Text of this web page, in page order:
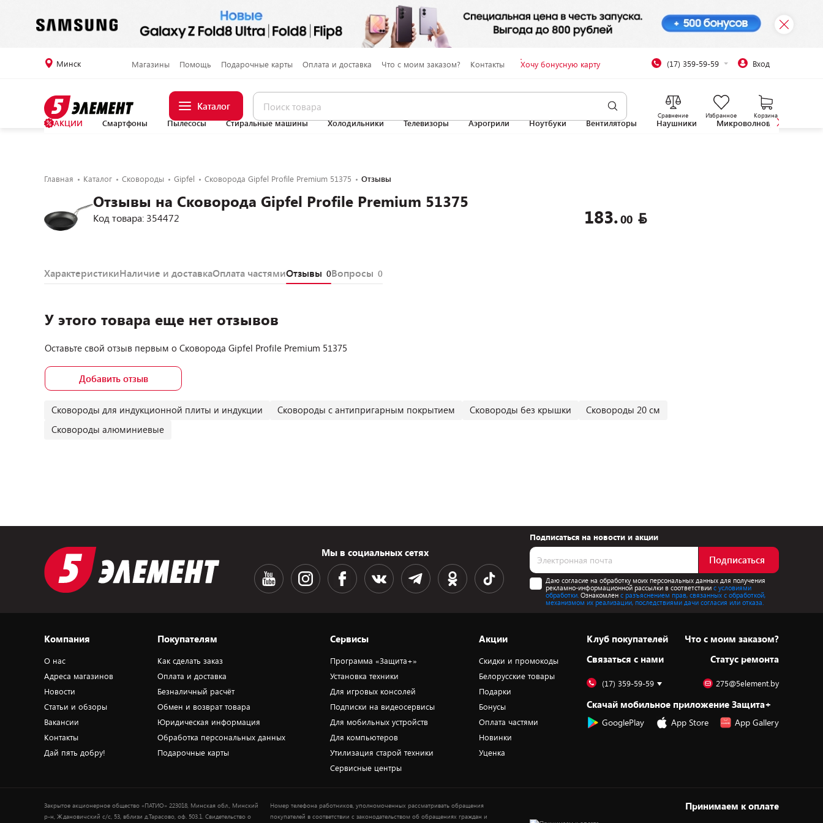
Минск Магазины Помощь Подарочные карты Оплата и доставка Что с моим заказом? Контакты Хочу бонусную карту (17) 359-59-59 Вход
Каталог
Сравнение Избранное Корзина
АКЦИИ Смартфоны Пылесосы Стиральные машины Холодильники Телевизоры Аэрогрили Ноутбуки Вентиляторы Наушники Микроволновые печи
Главная Каталог Сковороды Gipfel Сковорода Gipfel Profile Premium 51375 Отзывы
Отзывы на Сковорода Gipfel Profile Premium 51375
Код товара: 354472 183.00
ХарактеристикиНаличие и доставкаОплата частямиОтзывы 0Вопросы 0
У этого товара еще нет отзывов
Оставьте свой отзыв первым о Сковорода Gipfel Profile Premium 51375
Добавить отзыв
Сковороды для индукционной плиты и индукции Сковороды с антипригарным покрытием Сковороды без крышки
Сковороды 20 см
Сковороды алюминиевые
Мы в социальных сетях
Подписаться на новости и акции
Подписаться
Даю согласие на обработку моих персональных данных для получения
рекламно-информационной рассылки в соответствиис условиями
обработки. Ознакомлен с разъяснением прав, связанных с обработкой,
механизмом их реализации, последствиями дачи согласия или отказа.
Компания
О нас
Адреса магазинов
Новости
Статьи и обзоры
Вакансии
Контакты
Дай пять добру!
Покупателям
Как сделать заказ
Оплата и доставка
Безналичный расчёт
Обмен и возврат товара
Юридическая информация
Обработка персональных данных
Подарочные карты
Сервисы
Программа «Защита+»
Установка техники
Для игровых консолей
Подписки на видеосервисы
Для мобильных устройств
Для компьютеров
Утилизация старой техники
Сервисные центры
Акции
Скидки и промокоды
Белорусские товары
Подарки
Бонусы
Оплата частями
Новинки
Уценка
Клуб покупателей
Cвязаться с нами
Что с моим заказом?
Статус ремонта
(17) 359-59-59 275@5element.by
Скачай мобильное приложение Защита+
GooglePlay App Store App Gallery
Закрытое акционерное общество «ПАТИО» 223018, Минская обл., Минский
р-н, Ждановичский с/с, 53, вблизи д.Тарасово, оф. 503.1. Свидетельство о
Номер телефона работников, уполномоченных рассматривать обращения
покупателей в соответствии с законодательством об обращениях граждан и
Принимаем к оплате